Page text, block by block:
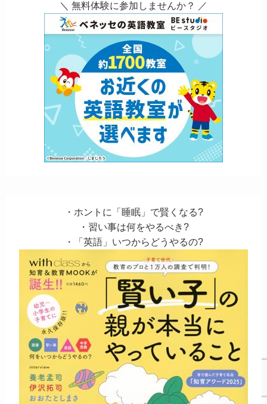
＼ 無料体験に参加しませんか？ ／
・ホントに「睡眠」で賢くなる?
・習い事は何をやるべき?
・「英語」いつからどうやるの?